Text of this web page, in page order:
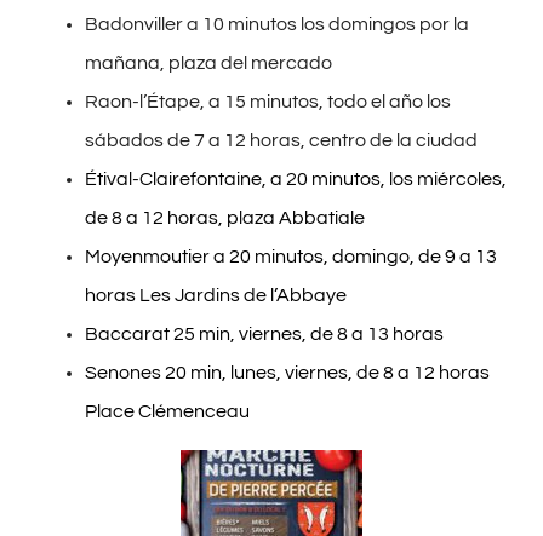
Badonviller a 10 minutos los domingos por la
mañana, plaza del mercado
Raon-l’Étape, a 15 minutos, todo el año los
sábados de 7 a 12 horas, centro de la ciudad
Étival-Clairefontaine, a 20 minutos, los miércoles,
de 8 a 12 horas, plaza Abbatiale
Moyenmoutier a 20 minutos, domingo, de 9 a 13
horas Les Jardins de l’Abbaye
Baccarat 25 min, viernes, de 8 a 13 horas
Senones 20 min, lunes, viernes, de 8 a 12 horas
Place Clémenceau